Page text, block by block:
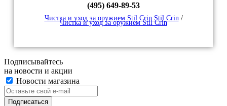
(495) 649-89-53
Чистка и уход за оружием Stil Crin Stil Crin /
Чистка и уход за оружием Stil Crin
Подписывайтесь
на новости и акции
Новости магазина